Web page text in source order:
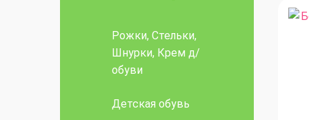
Рожки, Стельки,
Шнурки, Крем д/
обуви
Детская обувь